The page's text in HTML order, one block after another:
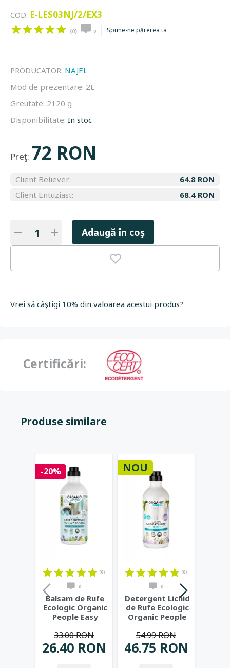
COD: E-LES03NJ/2/EX3
(0) 0 Spune-ne părerea ta
PRODUCATOR: NAJEL
Mod de prezentare: 2L
Greutate: 2120 g
Disponibilitate: In stoc
Preţ: 72 RON
Client Believer:
64.8 RON
Client Entuziast:
68.4 RON
Adaugă în coş
Vrei să câştigi 10% din valoarea acestui produs?
Certificări:
Produse similare
-20%
(0)
0
Balsam de Rufe
Ecologic Organic
People Easy
26.40 RON
33.00 RON
NOU
(0)
0
Detergent Lichid
de Rufe Ecologic
Organic People
46.75 RON
54.99 RON